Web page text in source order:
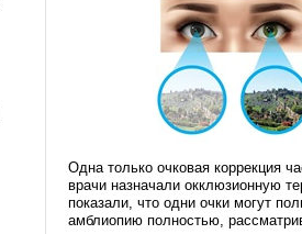
Одна только очковая коррекция
врачи назначали окклюзионную
показали, что одни очки могут
амблиопию полностью,